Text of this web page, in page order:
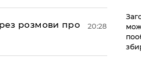
розмови про
20:28